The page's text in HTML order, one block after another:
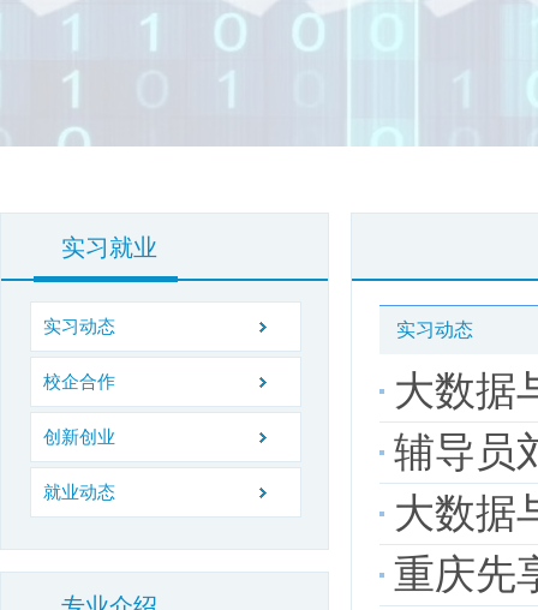
实习就业
实习动态
校企合作
创新创业
就业动态
实习动态
大数据与人
辅导员刘
大数据
重庆先